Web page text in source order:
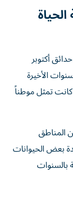
أكتوبر
الأخيرة
تمثل موطناً
المناطق
بعض الحيوانات
بالسنوات